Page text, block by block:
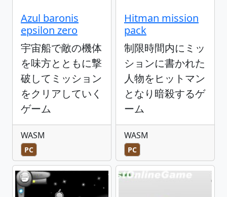
Azul baronis
epsilon zero
宇宙船で敵の機体
を味方とともに撃
破してミッション
をクリアしていく
ゲーム
WASM
PC
Hitman mission
pack
制限時間内にミッ
ションに書かれた
人物をヒットマン
となり暗殺するゲ
ーム
WASM
PC